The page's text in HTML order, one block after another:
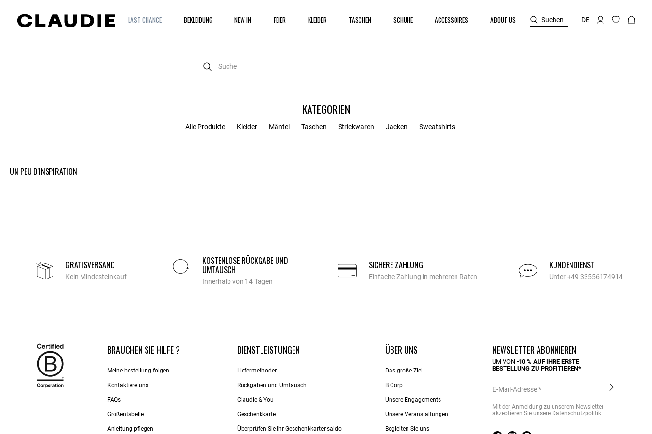
LAST CHANCE BEKLEIDUNG NEW IN FEIER KLEIDER TASCHEN SCHUHE ACCESSOIRES ABOUT US Suchen DE
KATEGORIEN
Alle Produkte Kleider Mäntel Taschen Strickwaren Jacken Sweatshirts
UN PEU D'INSPIRATION
GRATISVERSAND
Kein Mindesteinkauf
KOSTENLOSE RÜCKGABE UND
UMTAUSCH
Innerhalb von 14 Tagen
SICHERE ZAHLUNG
Einfache Zahlung in mehreren Raten
KUNDENDIENST
Unter +49 33556174914
BRAUCHEN SIE HILFE ?
Meine bestellung folgen
Kontaktiere uns​
FAQs
Größentabelle
Anleitung pflegen
DIENSTLEISTUNGEN
Liefermethoden
Rückgaben und Umtausch
Claudie & You
Geschenkkarte
Überprüfen Sie Ihr Geschenkkartensaldo
ÜBER UNS
Das große Ziel
B Corp
Unsere Engagements
Unsere Veranstaltungen
Begleiten Sie uns
NEWSLETTER ABONNIEREN
UM VON -10 % AUF IHRE ERSTE
BESTELLUNG ZU PROFITIEREN*
E-Mail-Adresse
Mit der Anmeldung zu unserem Newsletter
akzeptieren Sie unsere Datenschutzpolitik.